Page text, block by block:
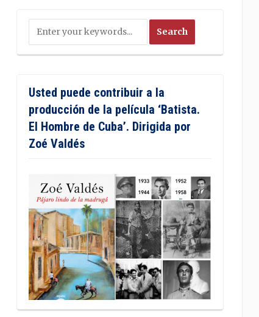
Usted puede contribuir a la
producción de la película ‘Batista.
El Hombre de Cuba’. Dirigida por
Zoé Valdés